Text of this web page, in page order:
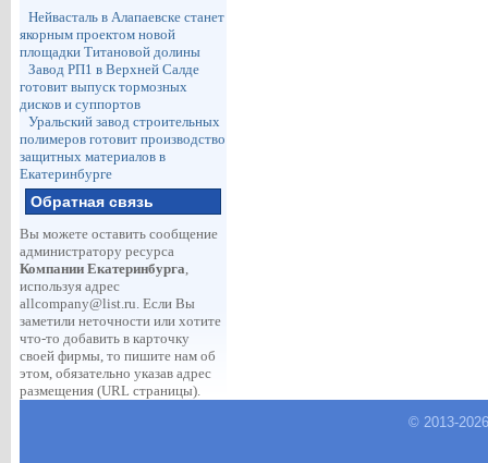
Нейвасталь в Алапаевске станет
якорным проектом новой
площадки Титановой долины
Завод РП1 в Верхней Салде
готовит выпуск тормозных
дисков и суппортов
Уральский завод строительных
полимеров готовит производство
защитных материалов в
Екатеринбурге
Обратная связь
Вы можете оставить сообщение
администратору ресурса
Компании Екатеринбурга,
используя адрес
allcompany@list.ru. Если Вы
заметили неточности или хотите
что-то добавить в карточку
своей фирмы, то пишите нам об
этом, обязательно указав адрес
размещения (URL страницы).
© 2013-